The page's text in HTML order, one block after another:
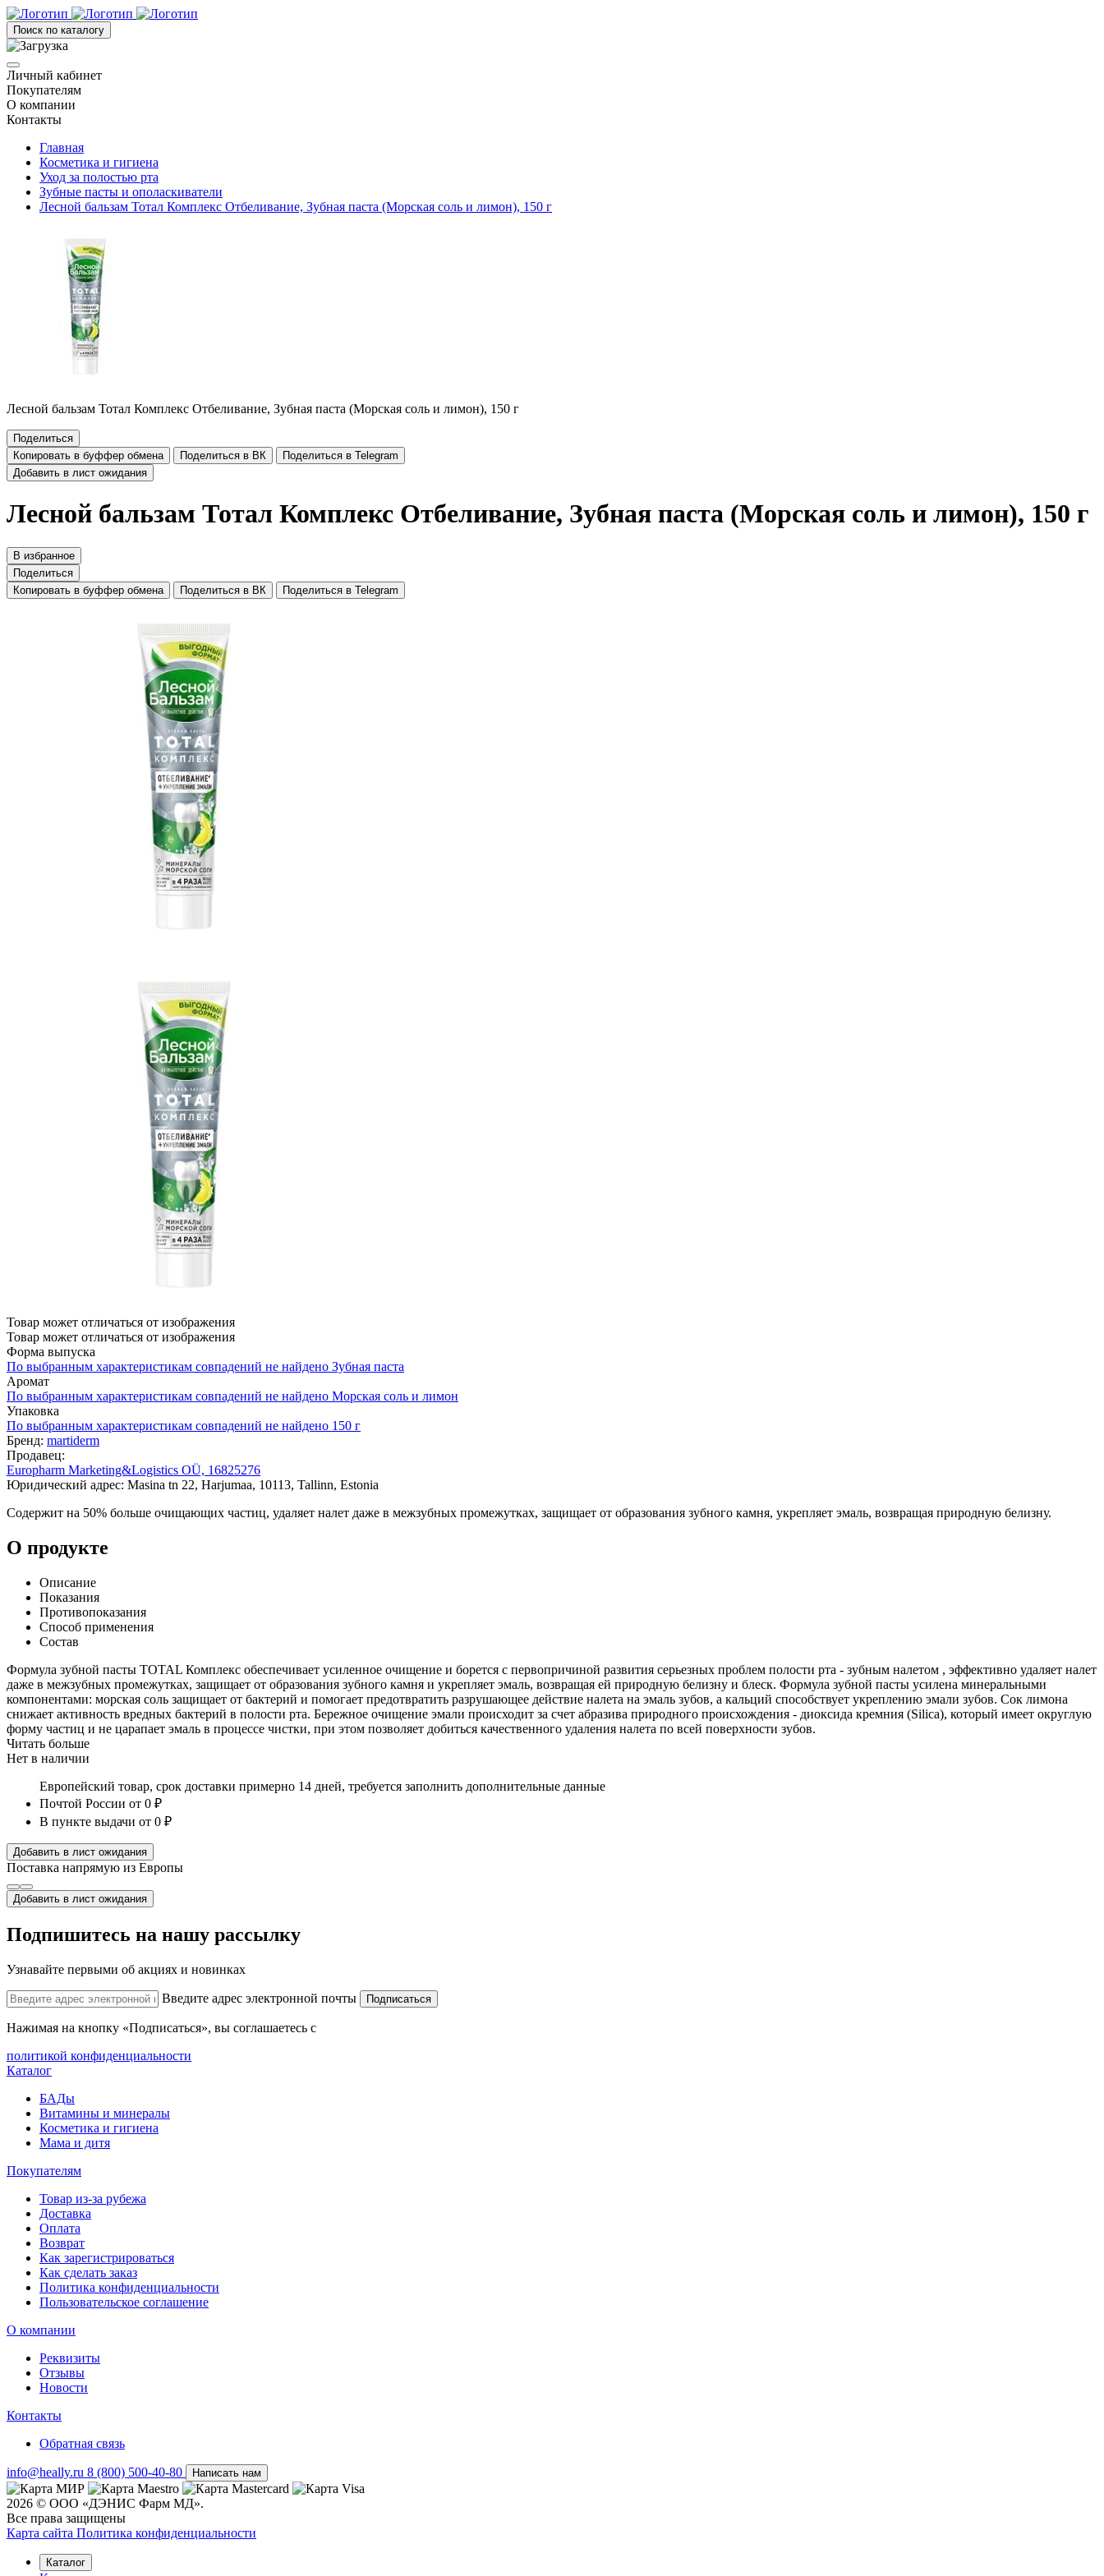
Поиск по каталогу
Личный кабинет
Покупателям
О компании
Контакты
Главная
Косметика и гигиена
Уход за полостью рта
Зубные пасты и ополаскиватели
Лесной бальзам Тотал Комплекс Отбеливание, Зубная паста (Морская соль и лимон), 150 г
Лесной бальзам Тотал Комплекс Отбеливание, Зубная паста (Морская соль и лимон), 150 г
Поделиться
Копировать в буффер обмена
Поделиться в ВК
Поделиться в Telegram
Добавить в лист ожидания
Лесной бальзам Тотал Комплекс Отбеливание, Зубная паста (Морская соль и лимон), 150 г
В избранное
Поделиться
Копировать в буффер обмена
Поделиться в ВК Поделиться в Telegram
Товар может отличаться от изображения
Товар может отличаться от изображения
Форма выпуска
По выбранным характеристикам совпадений не найдено Зубная паста
Аромат
По выбранным характеристикам совпадений не найдено Морская соль и лимон
Упаковка
По выбранным характеристикам совпадений не найдено 150 г
Бренд: martiderm
Продавец:
Europharm Marketing&Logistics OÜ, 16825276
Юридический адрес: Masina tn 22, Harjumaa, 10113, Tallinn, Estonia
Содержит на 50% больше очищающих частиц, удаляет налет даже в межзубных промежутках, защищает от образования зубного камня, укрепляет эмаль, возвращая природную белизну.
О продукте
Описание
Показания
Противопоказания
Способ применения
Состав
Формула зубной пасты TOTAL Комплекс обеспечивает усиленное очищение и борется с первопричиной развития серьезных проблем полости рта - зубным налетом , эффективно удаляет налет
даже в межзубных промежутках, защищает от образования зубного камня и укрепляет эмаль, возвращая ей природную белизну и блеск. Формула зубной пасты усилена минеральными
компонентами: морская соль защищает от бактерий и помогает предотвратить разрушающее действие налета на эмаль зубов, а кальций способствует укреплению эмали зубов. Сок лимона
снижает активность вредных бактерий в полости рта. Бережное очищение эмали происходит за счет абразива природного происхождения - диоксида кремния (Silica), который имеет округлую
форму частиц и не царапает эмаль в процессе чистки, при этом позволяет добиться качественного удаления налета по всей поверхности зубов.
Читать больше
Нет в наличии
Европейский товар, срок доставки примерно 14 дней, требуется заполнить дополнительные данные
Почтой России от 0 ₽
В пункте выдачи от 0 ₽
Добавить в лист ожидания
Поставка напрямую из Европы
Добавить в лист ожидания
Подпишитесь на нашу рассылку
Узнавайте первыми об акциях и новинках
Введите адрес электронной почты Подписаться
Нажимая на кнопку «Подписаться», вы соглашаетесь с
политикой конфиденциальности
Каталог
БАДы
Витамины и минералы
Косметика и гигиена
Мама и дитя
Покупателям
Товар из-за рубежа
Доставка
Оплата
Возврат
Как зарегистрироваться
Как сделать заказ
Политика конфиденциальности
Пользовательское соглашение
О компании
Реквизиты
Отзывы
Новости
Контакты
Обратная связь
info@heally.ru 8 (800) 500-40-80 Написать нам
2026 © ООО «ДЭНИС Фарм МД».
Все права защищены
Карта сайта Политика конфиден­циальности
Каталог